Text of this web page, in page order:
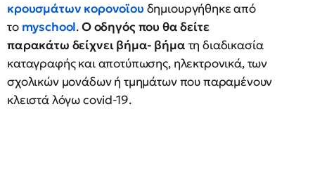
κρουσμάτων κορονοϊου δημιουργήθηκε από
το myschool.Ο οδηγός που θα δείτε
παρακάτω δείχνει βήμα- βήμα τη διαδικασία
καταγραφής και αποτύπωσης, ηλεκτρονικά, των
σχολικών μονάδων ή τμημάτων που παραμένουν
κλειστά λόγω covid-19.